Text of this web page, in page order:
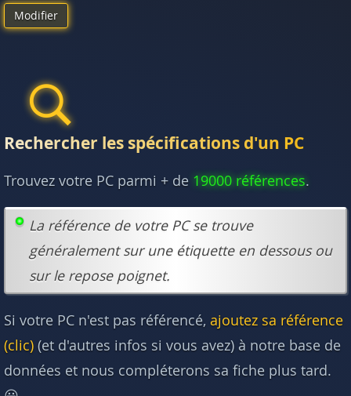
Modifier
Rechercher les spécifications d'un PC
Trouvez votre PC parmi + de 19000 références.
La référence de votre PC se trouve
généralement sur une étiquette en dessous ou
sur le repose poignet.
Si votre PC n'est pas référencé, ajoutez sa référence
(clic) (et d'autres infos si vous avez) à notre base de
données et nous compléterons sa fiche plus tard.